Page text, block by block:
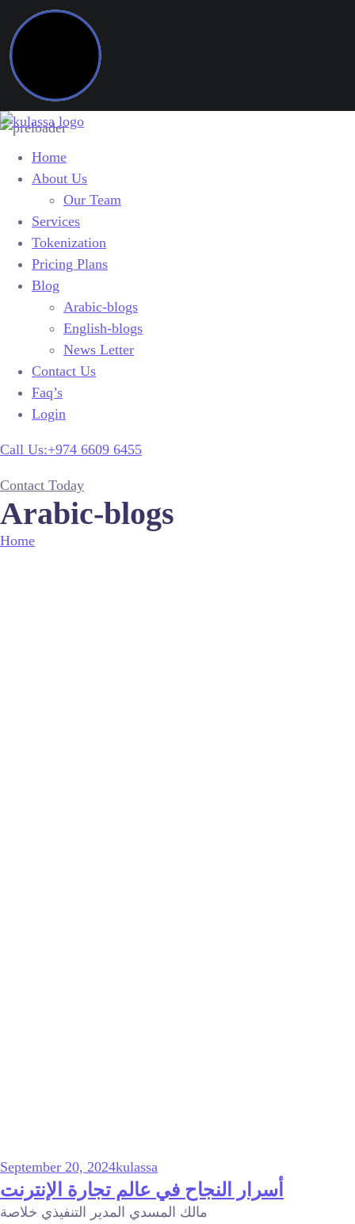
Home
About Us
Our Team
Services
Tokenization
Pricing Plans
Blog
Arabic-blogs
English-blogs
News Letter
Contact Us
Faq’s
Login
Call Us:+974 6609 6455
Contact Today
Arabic-blogs
Home
September 20, 2024kulassa
أسرار النجاح في عالم تجارة الإنترنت
مالك المسدي المدير التنفيذي خلاصة